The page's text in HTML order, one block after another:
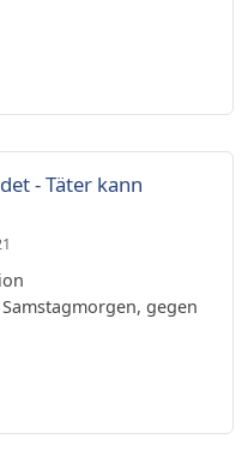
- Täter kann
gegen